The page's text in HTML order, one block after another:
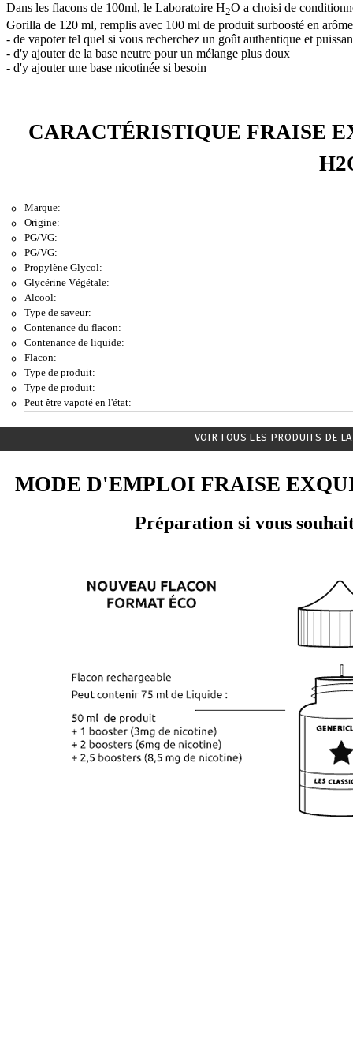
Dans les flacons de 100ml, le Laboratoire H2O a choisi de
Gorilla de 120 ml, remplis avec 100 ml de produit surboosté en
- de vapoter tel quel si vous recherchez un goût authentique et
- d'y ajouter de la base neutre pour un mélange plus doux
- d'y ajouter une base nicotinée si besoin
CARACTÉRISTIQUE FRAISE
Marque:
Origine:
PG/VG:
PG/VG:
Propylène Glycol:
Glycérine Végétale:
Alcool:
Type de saveur:
Contenance du flacon:
Contenance de liquide:
Flacon:
Type de produit:
Type de produit:
Peut être vapoté en l'état:
VOIR TOUS LES PRODUITS DE
MODE D'EMPLOI FRAISE
Préparation si vous